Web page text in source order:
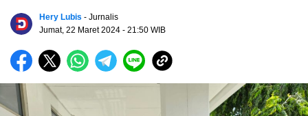
Hery Lubis - Jurnalis
Jumat, 22 Maret 2024 - 21:50 WIB